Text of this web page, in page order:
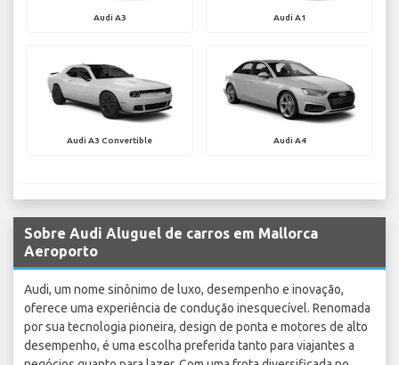
Audi A3 Audi A1
Audi A3 Convertible Audi A4
Sobre Audi Aluguel de carros em Mallorca
Aeroporto
Audi, um nome sinônimo de luxo, desempenho e inovação,
oferece uma experiência de condução inesquecível. Renomada
por sua tecnologia pioneira, design de ponta e motores de alto
desempenho, é uma escolha preferida tanto para viajantes a